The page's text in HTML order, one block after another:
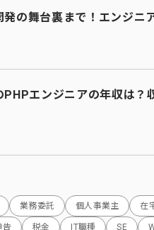
発の舞台裏まで！エンジニ
PHPエンジニアの年収は？
業務委託 個人事業主 在
告 税金 IT職種 SE